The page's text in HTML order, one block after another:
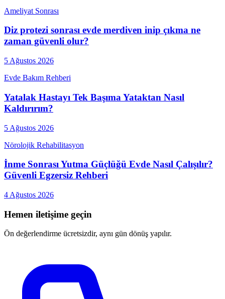
Ameliyat Sonrası
Diz protezi sonrası evde merdiven inip çıkma ne
zaman güvenli olur?
5 Ağustos 2026
Evde Bakım Rehberi
Yatalak Hastayı Tek Başıma Yataktan Nasıl
Kaldırırım?
5 Ağustos 2026
Nörolojik Rehabilitasyon
İnme Sonrası Yutma Güçlüğü Evde Nasıl Çalışılır?
Güvenli Egzersiz Rehberi
4 Ağustos 2026
Hemen iletişime geçin
Ön değerlendirme ücretsizdir, aynı gün dönüş yapılır.